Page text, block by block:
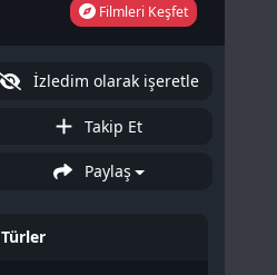
Filmleri Keşfet
İzledim olarak işeretle
Takip Et
Paylaş
Türler